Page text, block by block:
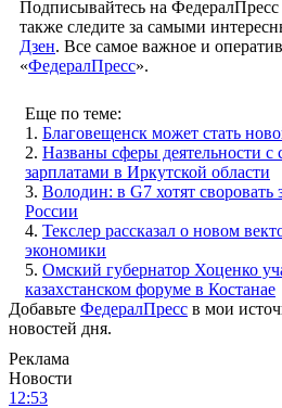
Подписывайтесь на ФедералПресс
также следите за самыми
Дзен. Все самое важное и
«ФедералПресс».
Еще по теме:
1. Благовещенск может стать
2. Названы сферы деятельности
зарплатами в Иркутской области
3. Володин: в G7 хотят
России
4. Текслер рассказал о новом
экономики
5. Омский губернатор Хоценко
казахстанском форуме в Костанае
Добавьте ФедералПресс в мои
новостей дня.
Реклама
Новости
12:53